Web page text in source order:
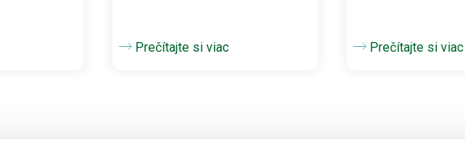
Prečítajte si viac Prečítajte si viac